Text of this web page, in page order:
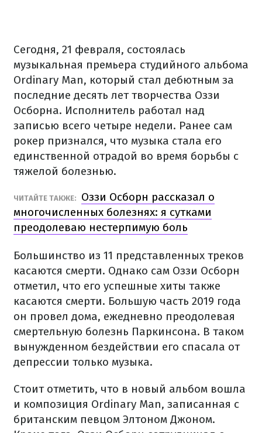
Сегодня, 21 февраля, состоялась
музыкальная премьера студийного альбома
Ordinary Man, который стал дебютным за
последние десять лет творчества Оззи
Осборна. Исполнитель работал над
записью всего четыре недели. Ранее сам
рокер признался, что музыка стала его
единственной отрадой во время борьбы с
тяжелой болезнью.
ЧИТАЙТЕ ТАКЖЕ:
Оззи Осборн рассказал о
многочисленных болезнях: я сутками
преодолеваю нестерпимую боль
Большинство из 11 представленных треков
касаются смерти. Однако сам Оззи Осборн
отметил, что его успешные хиты также
касаются смерти. Большую часть 2019 года
он провел дома, ежедневно преодолевая
смертельную болезнь Паркинсона. В таком
вынужденном бездействии его спасала от
депрессии только музыка.
Стоит отметить, что в новый альбом вошла
и композиция Ordinary Man, записанная с
британским певцом Элтоном Джоном.